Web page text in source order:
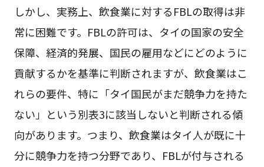
しかし、実務上、飲食業に対するFBLの取得は非
常に困難です。FBLの許可は、タイの国家の安全
保障、経済的発展、国民の雇用などにどのように
貢献するかを基準に判断されますが、飲食業はこ
れらの要件、特に「タイ国民がまだ競争力を持た
ない」という別表3に該当しないと判断される傾
向があります。つまり、飲食業はタイ人が既に十
分に競争力を持つ分野であり、FBLが付与される